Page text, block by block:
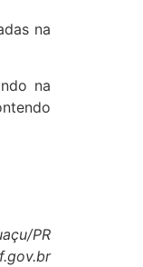
na
na
PR